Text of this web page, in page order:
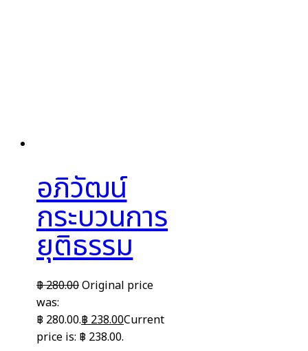
อภิวัฒน์
กระบวนการ
ยุติธรรม
฿280.00Original price
was:
฿ 280.00.฿238.00Current
price is: ฿ 238.00.